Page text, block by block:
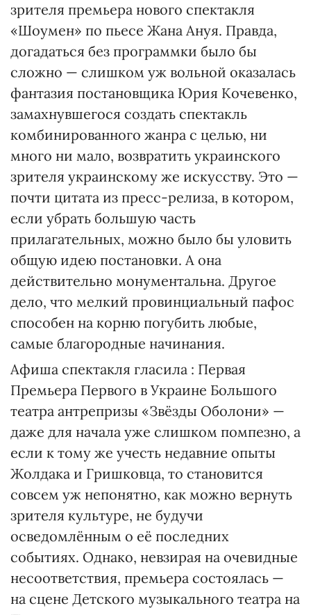
зрителя премьера нового спектакля
«Шоумен» по пьесе Жана Ануя. Правда,
догадаться без программки было бы
сложно — слишком уж вольной оказалась
фантазия постановщика Юрия Кочевенко,
замахнувшегося создать спектакль
комбинированного жанра с целью, ни
много ни мало, возвратить украинского
зрителя украинскому же искусству. Это —
почти цитата из пресс-релиза, в котором,
если убрать большую часть
прилагательных, можно было бы уловить
общую идею постановки. А она
действительно монументальна. Другое
дело, что мелкий провинциальный пафос
способен на корню погубить любые,
самые благородные начинания.
Афиша спектакля гласила : Первая
Премьера Первого в Украине Большого
театра антрепризы «Звёзды Оболони» —
даже для начала уже слишком помпезно, а
если к тому же учесть недавние опыты
Жолдака и Гришковца, то становится
совсем уж непонятно, как можно вернуть
зрителя культуре, не будучи
осведомлённым о её последних
событиях. Однако, невзирая на очевидные
несоответствия, премьера состоялась —
на сцене Детского музыкального театра на